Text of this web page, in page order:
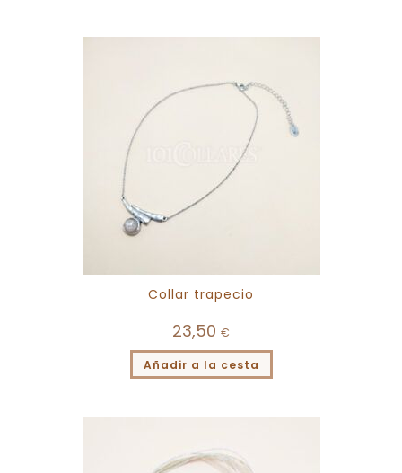
Collar trapecio
23,50 €
Añadir a la cesta